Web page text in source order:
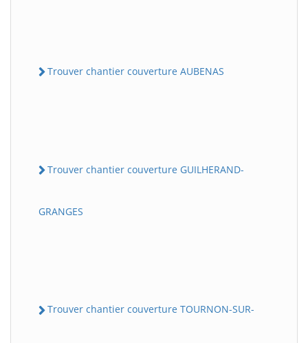
Trouver chantier couverture AUBENAS
Trouver chantier couverture GUILHERAND-
GRANGES
Trouver chantier couverture TOURNON-SUR-